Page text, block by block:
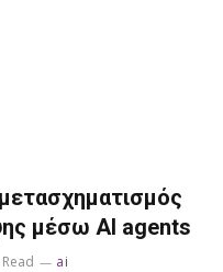
μέσω AI agents
ai